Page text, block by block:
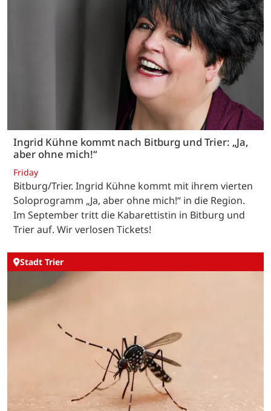
Ingrid Kühne kommt nach Bitburg und Trier: „Ja,
aber ohne mich!“
Friday
Bitburg/Trier. Ingrid Kühne kommt mit ihrem vierten
Soloprogramm „Ja, aber ohne mich!“ in die Region.
Im September tritt die Kabarettistin in Bitburg und
Trier auf. Wir verlosen Tickets!
Stadt Trier